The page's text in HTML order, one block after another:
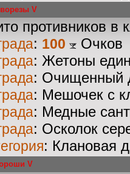
V
противников в
: 100 Очков
: Жетоны
: Очищенный
: Мешочек с
: Медные
: Осколок
: Клановая
V